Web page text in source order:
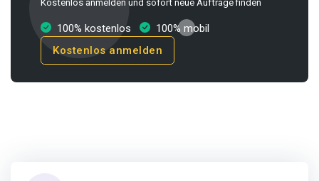
Kostenlos anmelden und sofort neue Aufträge finden
100% kostenlos
100% mobil
Kostenlos anmelden